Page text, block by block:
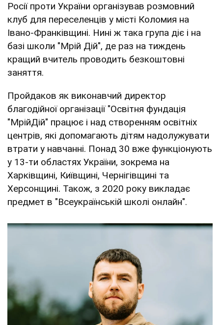
Росії проти України організував розмовний
клуб для переселенців у місті Коломия на
Івано-Франківщині. Нині ж така група діє і на
базі школи "Мрій Дій", де раз на тиждень
кращий вчитель проводить безкоштовні
заняття.
Пройдаков як виконавчий директор
благодійної організації "Освітня фундація
"МрійДій" працює і над створенням освітніх
центрів, які допомагають дітям надолужувати
втрати у навчанні. Понад 30 вже функціонують
у 13-ти областях України, зокрема на
Харківщині, Київщині, Чернігівщині та
Херсонщині. Також, з 2020 року викладає
предмет в "Всеукраїнській школі онлайн".